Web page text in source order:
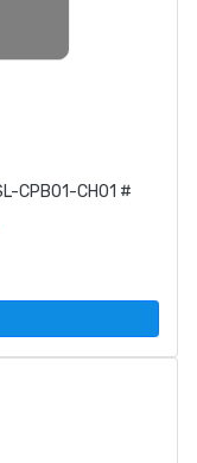
CPB01-CH01 #